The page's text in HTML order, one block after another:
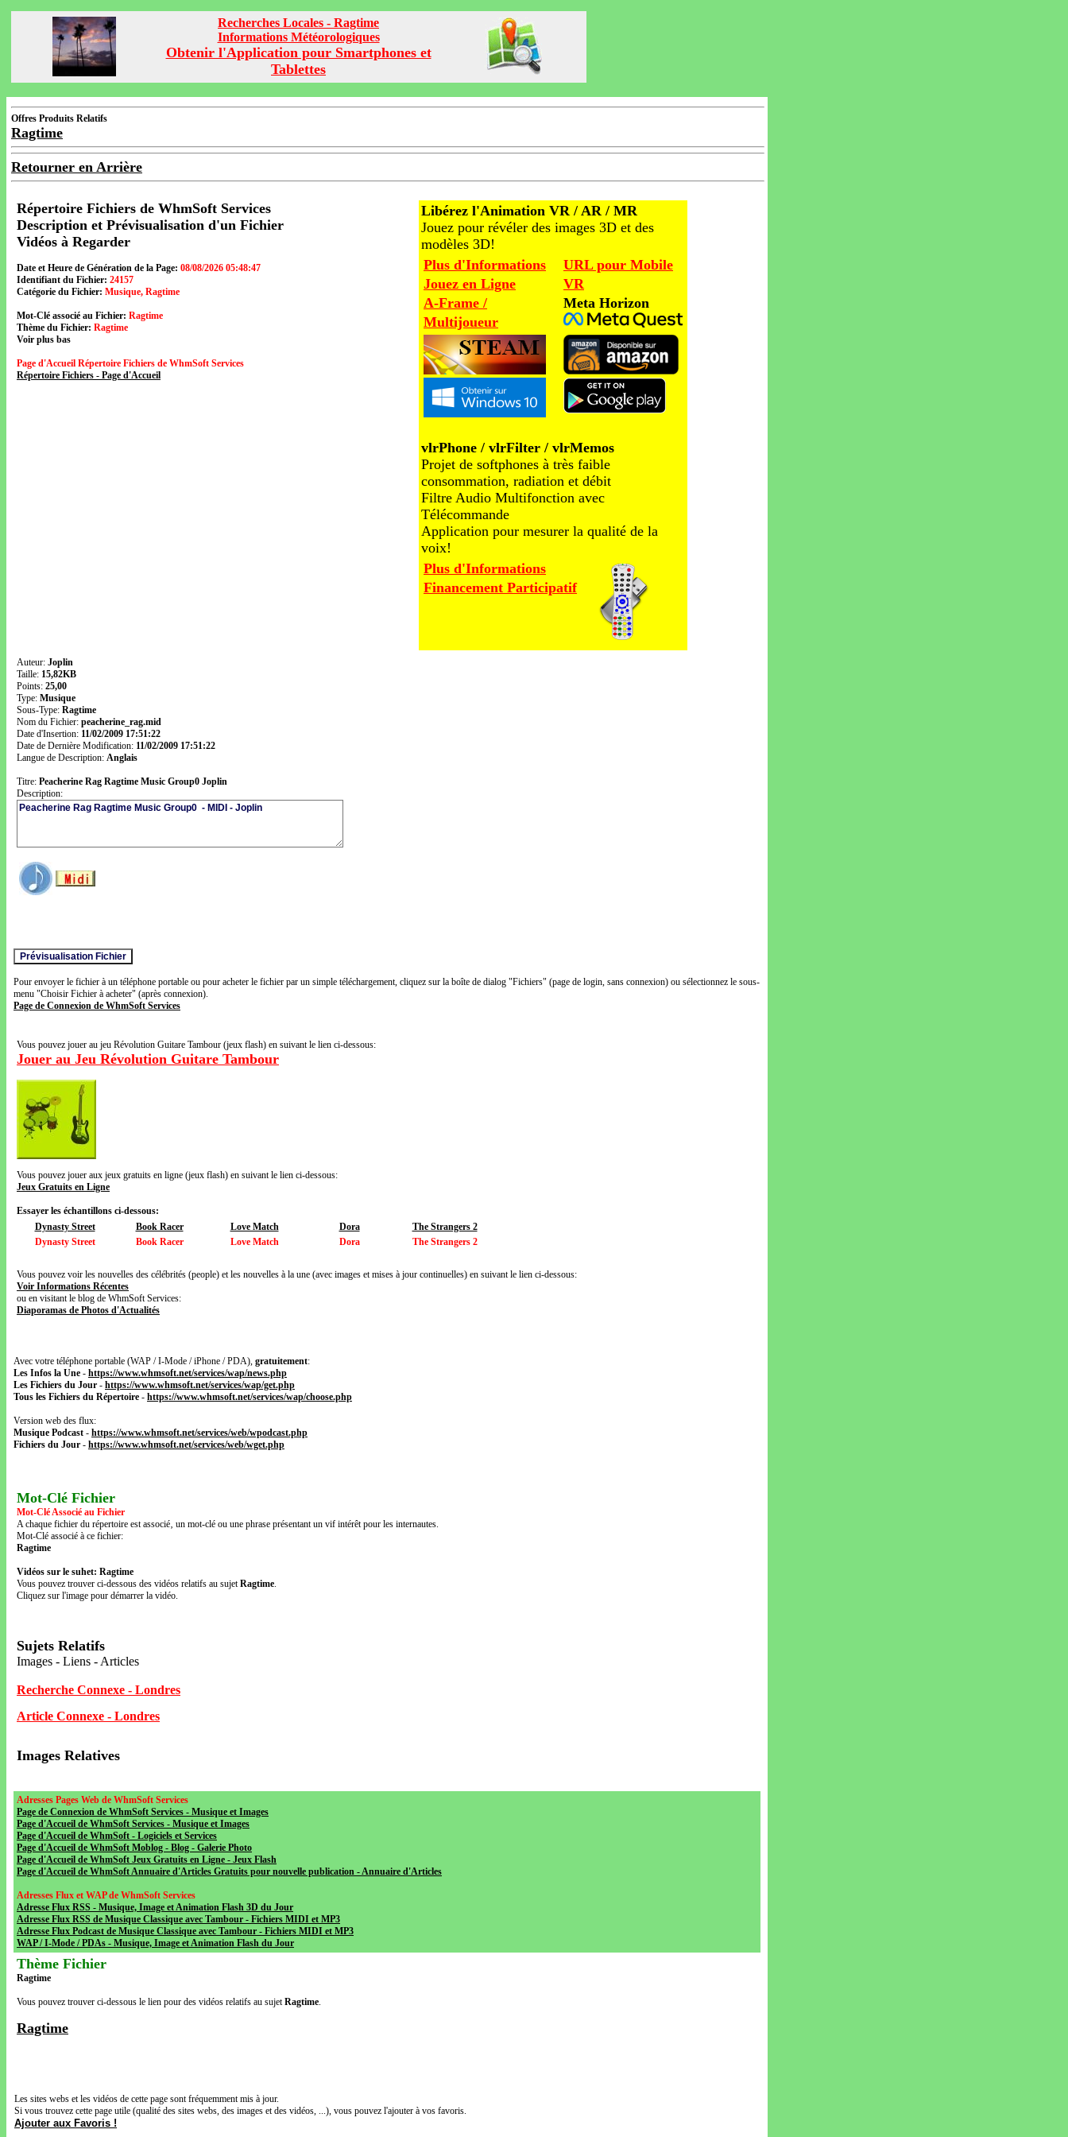
Recherches Locales - Ragtime
Informations Météorologiques
Obtenir l'Application pour Smartphones et
Tablettes
Offres Produits Relatifs
Ragtime
Retourner en Arrière
Répertoire Fichiers de WhmSoft Services
Description et Prévisualisation d'un Fichier
Vidéos à Regarder
Date et Heure de Génération de la Page: 08/08/2026 05:48:47
Identifiant du Fichier: 24157
Catégorie du Fichier: Musique, Ragtime
Mot-Clé associé au Fichier: Ragtime
Thème du Fichier: Ragtime
Voir plus bas
Page d'Accueil Répertoire Fichiers de WhmSoft Services
Répertoire Fichiers - Page d'Accueil
Libérez l'Animation VR / AR / MR
Jouez pour révéler des images 3D et des
modèles 3D!
Plus d'Informations
Jouez en Ligne
A-Frame /
Multijoueur
URL pour Mobile
VR
Meta Horizon
vlrPhone / vlrFilter / vlrMemos
Projet de softphones à très faible
consommation, radiation et débit
Filtre Audio Multifonction avec
Télécommande
Application pour mesurer la qualité de la
voix!
Plus d'Informations
Financement Participatif
Auteur: Joplin
Taille: 15,82KB
Points: 25,00
Type: Musique
Sous-Type: Ragtime
Nom du Fichier: peacherine_rag.mid
Date d'Insertion: 11/02/2009 17:51:22
Date de Dernière Modification: 11/02/2009 17:51:22
Langue de Description: Anglais
Titre: Peacherine Rag Ragtime Music Group0 Joplin
Description:
Pour envoyer le fichier à un téléphone portable ou pour acheter le fichier par un simple téléchargement, cliquez sur la boîte de dialog "Fichiers" (page de login, sans connexion) ou sélectionnez le sous-
menu "Choisir Fichier à acheter" (après connexion).
Page de Connexion de WhmSoft Services
Vous pouvez jouer au jeu Révolution Guitare Tambour (jeux flash) en suivant le lien ci-dessous:
Jouer au Jeu Révolution Guitare Tambour
Vous pouvez jouer aux jeux gratuits en ligne (jeux flash) en suivant le lien ci-dessous:
Jeux Gratuits en Ligne
Essayer les échantillons ci-dessous:
Dynasty Street
Book Racer Love Match Dora
The Strangers 2
Dynasty Street
Book Racer Love Match Dora The Strangers 2
Vous pouvez voir les nouvelles des célébrités (people) et les nouvelles à la une (avec images et mises à jour continuelles) en suivant le lien ci-dessous:
Voir Informations Récentes
ou en visitant le blog de WhmSoft Services:
Diaporamas de Photos d'Actualités
Avec votre téléphone portable (WAP / I-Mode / iPhone / PDA), gratuitement:
Les Infos la Une - https://www.whmsoft.net/services/wap/news.php
Les Fichiers du Jour - https://www.whmsoft.net/services/wap/get.php
Tous les Fichiers du Répertoire - https://www.whmsoft.net/services/wap/choose.php
Version web des flux:
Musique Podcast - https://www.whmsoft.net/services/web/wpodcast.php
Fichiers du Jour - https://www.whmsoft.net/services/web/wget.php
Mot-Clé Fichier
Mot-Clé Associé au Fichier
A chaque fichier du répertoire est associé‚ un mot-clé ou une phrase présentant un vif intérêt pour les internautes.
Mot-Clé associé à ce fichier:
Ragtime
Vidéos sur le suhet: Ragtime
Vous pouvez trouver ci-dessous des vidéos relatifs au sujetRagtime.
Cliquez sur l'image pour démarrer la vidéo.
Sujets Relatifs
Images - Liens - Articles
Recherche Connexe - Londres
Article Connexe - Londres
Images Relatives
Adresses Pages Web de WhmSoft Services
Page de Connexion de WhmSoft Services - Musique et Images
Page d'Accueil de WhmSoft Services - Musique et Images
Page d'Accueil de WhmSoft - Logiciels et Services
Page d'Accueil de WhmSoft Moblog - Blog - Galerie Photo
Page d'Accueil de WhmSoft Jeux Gratuits en Ligne - Jeux Flash
Page d'Accueil de WhmSoft Annuaire d'Articles Gratuits pour nouvelle publication - Annuaire d'Articles
Adresses Flux et WAP de WhmSoft Services
Adresse Flux RSS - Musique, Image et Animation Flash 3D du Jour
Adresse Flux RSS de Musique Classique avec Tambour - Fichiers MIDI et MP3
Adresse Flux Podcast de Musique Classique avec Tambour - Fichiers MIDI et MP3
WAP / I-Mode / PDAs - Musique, Image et Animation Flash du Jour
Thème Fichier
Ragtime
Vous pouvez trouver ci-dessous le lien pour des vidéos relatifs au sujetRagtime.
Ragtime
Les sites webs et les vidéos de cette page sont fréquemment mis à jour.
Si vous trouvez cette page utile (qualité des sites webs, des images et des vidéos, ...), vous pouvez l'ajouter à vos favoris.
Ajouter aux Favoris !